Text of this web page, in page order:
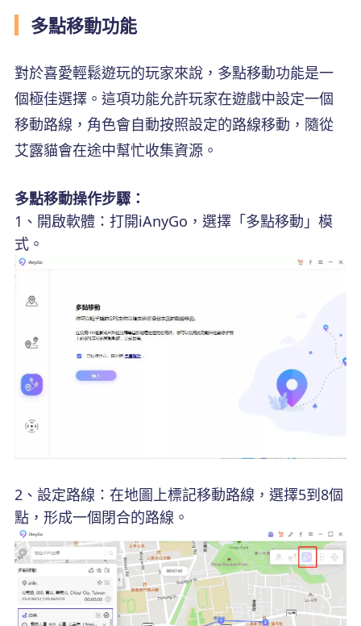
多點移動功能
對於喜愛輕鬆遊玩的玩家來說，多點移動功能是一
個極佳選擇。這項功能允許玩家在遊戲中設定一個
移動路線，角色會自動按照設定的路線移動，隨從
艾露貓會在途中幫忙收集資源。
多點移動操作步驟：
1、開啟軟體：打開iAnyGo，選擇「多點移動」模
式。
2、設定路線：在地圖上標記移動路線，選擇5到8個
點，形成一個閉合的路線。